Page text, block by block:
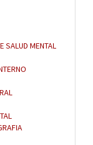
SALUD MENTAL